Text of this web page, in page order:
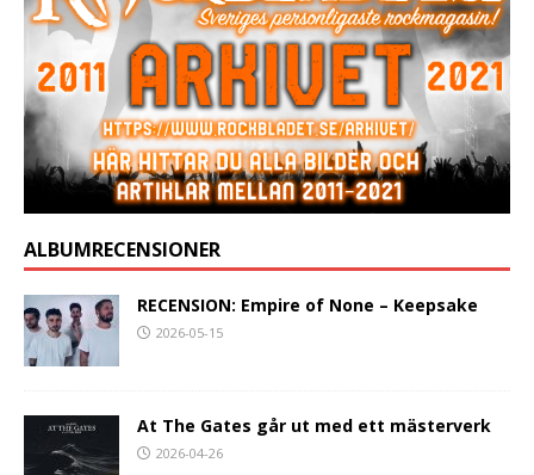
ALBUMRECENSIONER
RECENSION: Empire of None – Keepsake
2026-05-15
At The Gates går ut med ett mästerverk
2026-04-26